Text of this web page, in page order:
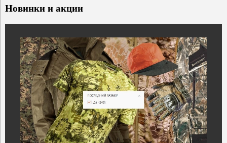
Новинки и акции